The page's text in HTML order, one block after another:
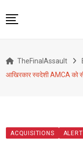
to
War
Alert
TheFinalAssault
आखिरकार स्वदेशी AMCA को
ACQUISITIONS ALERT